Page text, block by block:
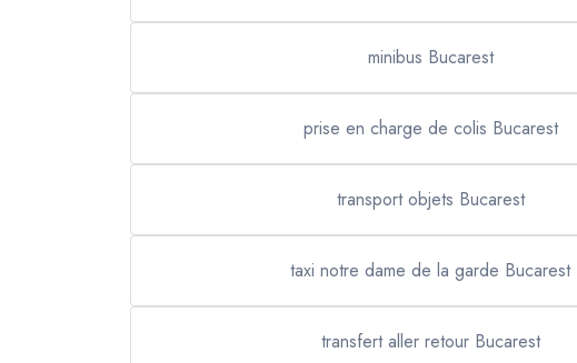
minibus Bucarest
prise en charge de colis Bucarest
transport objets Bucarest
taxi notre dame de la garde Bucarest
transfert aller retour Bucarest